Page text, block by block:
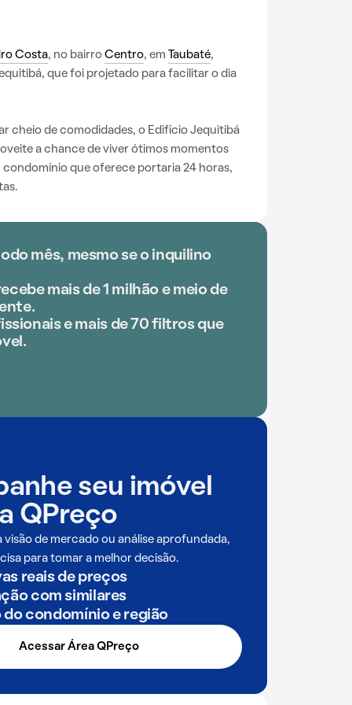
Costa, no bairro Centro, em Taubaté,
que foi projetado para facilitar o dia
cheio de comodidades, o Edifício Jequitibá
a chance de viver ótimos momentos
condomínio que oferece portaria 24 horas,
mês, mesmo se o inquilino
mais de 1 milhão e meio de
e mais de 70 filtros que
seu imóvel
QPreço
visão de mercado ou análise aprofundada,
para tomar a melhor decisão.
reais de preços
com similares
do condomínio e região
Acessar Área QPreço